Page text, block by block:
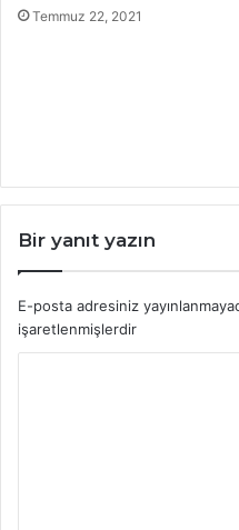
Temmuz 22, 2021
Bir yanıt yazın
E-posta adresiniz
işaretlenmişlerdir